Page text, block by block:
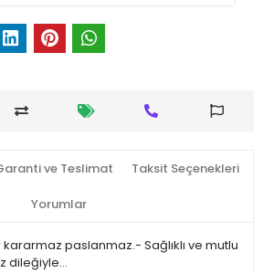
ve Teslimat Taksit Seçenekleri
Yorumlar
kararmaz paslanmaz.- Sağlıklı ve mutlu
dileğiyle…